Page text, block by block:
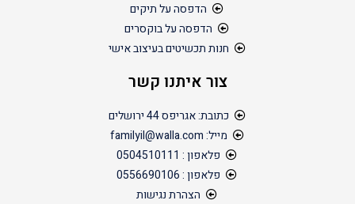
הדפסה על תיקים
הדפסה על בוקסרים
חנות תכשיטים בעיצוב אישי
צור איתנו קשר
כתובת: אגריפס 44 ירושלים
מייל: familyil@walla.com
פלאפון : 0504510111
פלאפון : 0556690106
הצהרת נגישות